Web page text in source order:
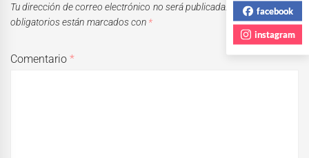
Tu dirección de correo electrónico no será publicada.
Los campos
obligatorios están marcados con *
Comentario*
facebook
instagram